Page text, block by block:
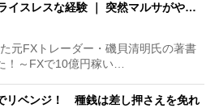
イスレスな経験 ｜ 突然マルサがや…
元FXトレーダー・磯貝清明氏の著書
！～FXで10億円稼い…
リベンジ！ 種銭は差し押さえを免れ